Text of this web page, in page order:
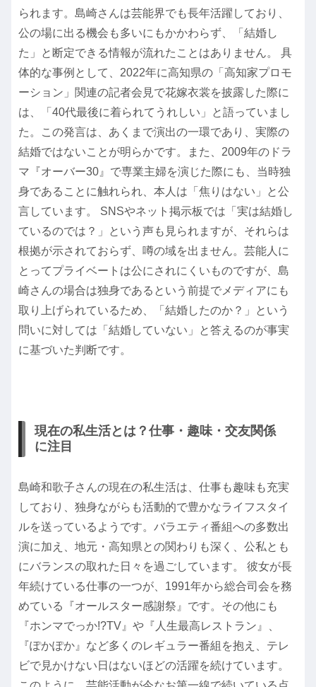
られます。島崎さんは芸能界でも長年活躍しており、
公の場に出る機会も多いにもかかわらず、「結婚し
た」と断定できる情報が流れたことはありません。 具
体的な事例として、2022年に高知県の「高知家プロモ
ーション」関連の記者会見で花嫁衣裳を披露した際に
は、「40代最後に着られてうれしい」と語っていまし
た。この発言は、あくまで演出の一環であり、実際の
結婚ではないことが明らかです。また、2009年のドラ
マ『オーバー30』で専業主婦を演じた際にも、当時独
身であることに触れられ、本人は「焦りはない」と公
言しています。 SNSやネット掲示板では「実は結婚し
ているのでは？」という声も見られますが、それらは
根拠が示されておらず、噂の域を出ません。芸能人に
とってプライベートは公にされにくいものですが、島
崎さんの場合は独身であるという前提でメディアにも
取り上げられているため、「結婚したのか？」という
問いに対しては「結婚していない」と答えるのが事実
に基づいた判断です。
現在の私生活とは？仕事・趣味・交友関係
に注目
島崎和歌子さんの現在の私生活は、仕事も趣味も充実
しており、独身ながらも活動的で豊かなライフスタイ
ルを送っているようです。バラエティ番組への多数出
演に加え、地元・高知県との関わりも深く、公私とも
にバランスの取れた日々を過ごしています。 彼女が長
年続けている仕事の一つが、1991年から総合司会を務
めている『オールスター感謝祭』です。その他にも
『ホンマでっか!?TV』や『人生最高レストラン』、
『ぽかぽか』など多くのレギュラー番組を抱え、テレ
ビで見かけない日はないほどの活躍を続けています。